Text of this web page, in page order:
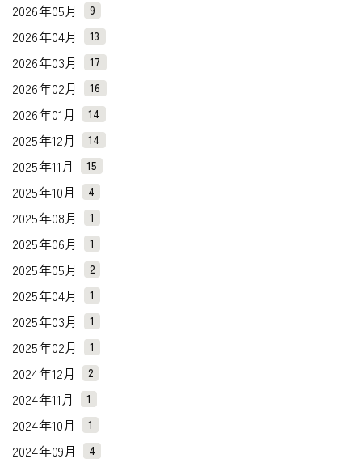
2026年05月 9
2026年04月 13
2026年03月 17
2026年02月 16
2026年01月 14
2025年12月 14
2025年11月 15
2025年10月 4
2025年08月 1
2025年06月 1
2025年05月 2
2025年04月 1
2025年03月 1
2025年02月 1
2024年12月 2
2024年11月 1
2024年10月 1
2024年09月 4